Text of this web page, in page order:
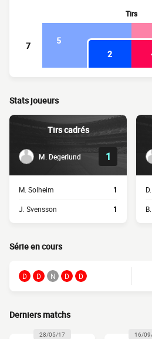
Tirs
7 5
2
Stats joueurs
Tirs cadrés
M. Degerlund 1
M. Solheim 1
J. Svensson 1
Série en cours
D D N D D
Derniers matchs
28/05/17 16/